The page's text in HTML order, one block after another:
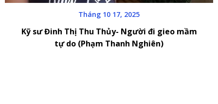
Tháng 10 17, 2025
Kỹ sư Đinh Thị Thu Thủy- Người đi gieo mầm
tự do (Phạm Thanh Nghiên)